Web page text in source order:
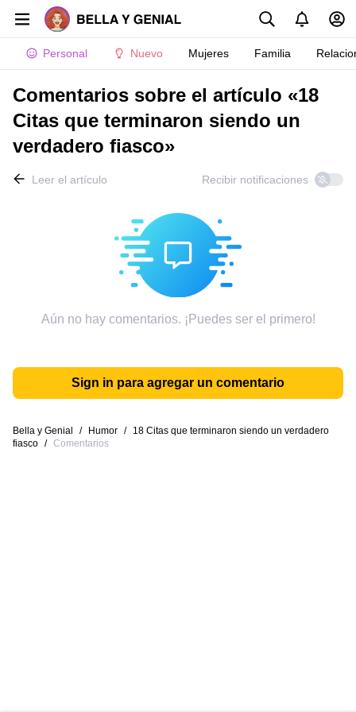
Personal Nuevo Mujeres Familia
Comentarios sobre el artículo «18
Citas que terminaron siendo un
verdadero fiasco»
Leer el artículo Recibir notificaciones
Aún no hay comentarios. ¡Puedes ser el primero!
Sign in para agregar un comentario
Bella y Genial / Humor /
18 Citas que terminaron siendo un verdadero
fiasco / Comentarios